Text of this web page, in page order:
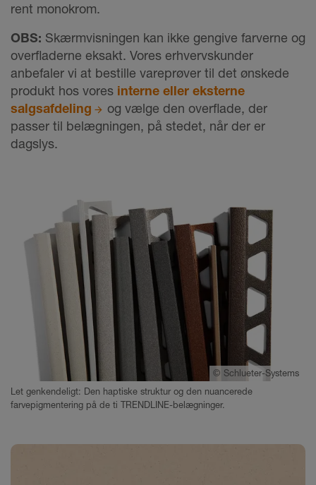
rent monokrom.
OBS: Skærmvisningen kan ikke gengive farverne og
overfladerne eksakt. Vores erhvervskunder
anbefaler vi at bestille vareprøver til det ønskede
produkt hos vores interne eller eksterne
salgsafdeling
og vælge den overflade, der
passer til belægningen, på stedet, når der er
dagslys.
© Schlueter-Systems
Let genkendeligt: Den haptiske struktur og den nuancerede
farvepigmentering på de ti TRENDLINE-belægninger.